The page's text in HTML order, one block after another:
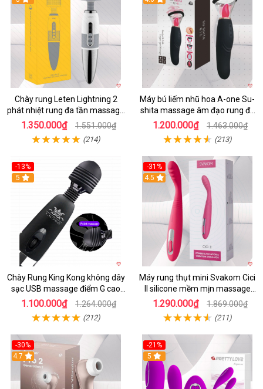
Chày rung Leten Lightning 2
phát nhiệt rung đa tần massage
toàn thân kích thích
1.350.000₫ 1.551.000₫
(214)
Máy bú liếm nhũ hoa A-one Su-
shita massage âm đạo rung đa
chế độ
1.200.000₫ 1.463.000₫
(213)
-13%
5
Chày Rung King Kong không dây
sạc USB massage điểm G cao
cấp kích thích
1.100.000₫ 1.264.000₫
(212)
-31%
4.5
Máy rung thụt mini Svakom Cici
II silicone mềm mịn massage
điểm G cao cấp
1.290.000₫ 1.869.000₫
(211)
-30%
4.7
-21%
5